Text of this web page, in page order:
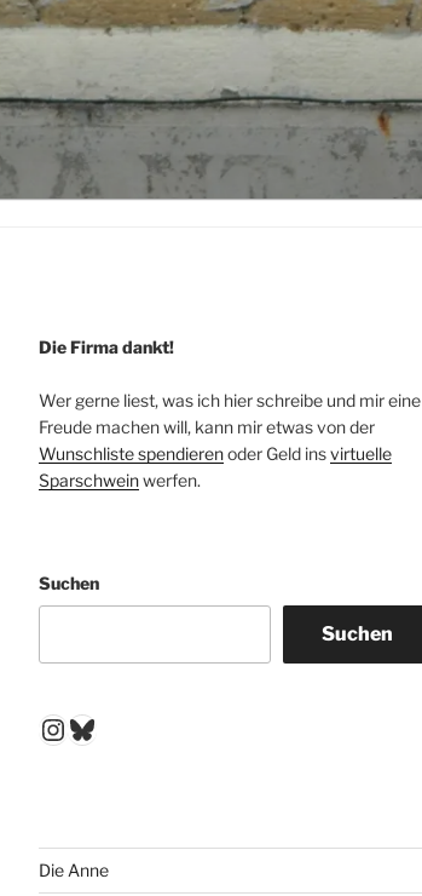
Die Firma dankt!
Wer gerne liest, was ich hier schreibe und mir eine
Freude machen will, kann mir etwas von der
Wunschliste spendierenoder Geld insvirtuelle
Sparschweinwerfen.
Suchen
Suchen
Instagram
Bluesky
Die Anne